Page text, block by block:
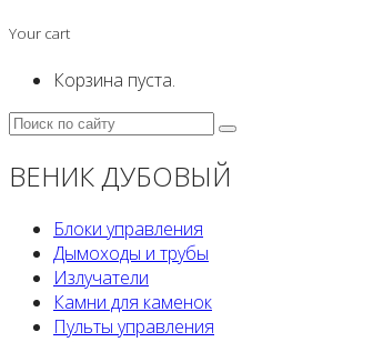
Your cart
Корзина пуста.
ВЕНИК ДУБОВЫЙ
Блоки управления
Дымоходы и трубы
Излучатели
Камни для каменок
Пульты управления